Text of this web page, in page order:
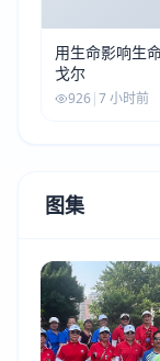
用生命影响生
戈尔
926|7 小时前
图集